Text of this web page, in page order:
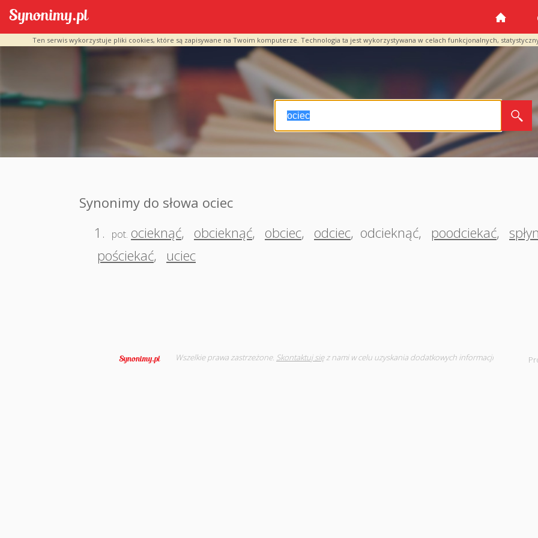
Ten serwis wykorzystuje pliki cookies, które są zapisywane na Twoim komputerze. Technologia ta jest wykorzystywana w celach funkcjonalnych,
Synonimy do słowa ociec
1.
pot. ocieknąć, obcieknąć, obciec, odciec, odcieknąć, poodciekać,
pościekać, uciec
Wszelkie prawa zastrzeżone. Skontaktuj sięz nami w celu uzyskania dodatkowych informacji